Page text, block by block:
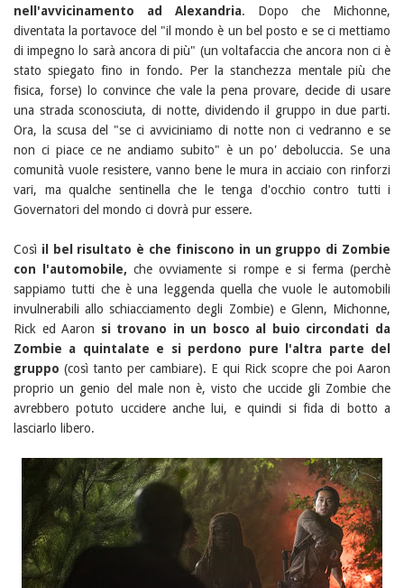
nell'avvicinamento ad Alexandria. Dopo che Michonne,
diventata la portavoce del "il mondo è un bel posto e se ci mettiamo
di impegno lo sarà ancora di più" (un voltafaccia che ancora non ci è
stato spiegato fino in fondo. Per la stanchezza mentale più che
fisica, forse) lo convince che vale la pena provare, decide di usare
una strada sconosciuta, di notte, dividendo il gruppo in due parti.
Ora, la scusa del "se ci avviciniamo di notte non ci vedranno e se
non ci piace ce ne andiamo subito" è un po' deboluccia. Se una
comunità vuole resistere, vanno bene le mura in acciaio con rinforzi
vari, ma qualche sentinella che le tenga d'occhio contro tutti i
Governatori del mondo ci dovrà pur essere.
Così il bel risultato è che finiscono in un gruppo di Zombie
con l'automobile, che ovviamente si rompe e si ferma (perchè
sappiamo tutti che è una leggenda quella che vuole le automobili
invulnerabili allo schiacciamento degli Zombie) e Glenn, Michonne,
Rick ed Aaron si trovano in un bosco al buio circondati da
Zombie a quintalate e si perdono pure l'altra parte del
gruppo (così tanto per cambiare). E qui Rick scopre che poi Aaron
proprio un genio del male non è, visto che uccide gli Zombie che
avrebbero potuto uccidere anche lui, e quindi si fida di botto a
lasciarlo libero.